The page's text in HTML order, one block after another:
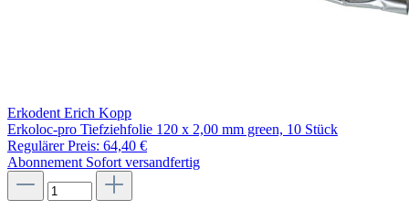
Erkodent Erich Kopp
Erkoloc-pro Tiefziehfolie 120 x 2,00 mm green, 10 Stück
Regulärer Preis: 64,40 €
Abonnement Sofort versandfertig